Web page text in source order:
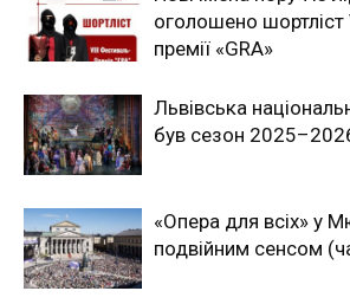
оголошено
премії «GRA»
Львівська
був сезон
«Опера для всіх» у
подвійним сенсом